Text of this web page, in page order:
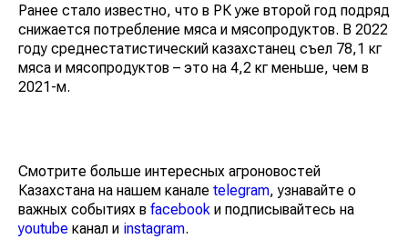
Ранее стало известно, что в РК уже второй год подряд
снижается потребление мяса и мясопродуктов. В 2022
году среднестатистический казахстанец съел 78,1 кг
мяса и мясопродуктов – это на 4,2 кг меньше, чем в
2021-м.
Смотрите больше интересных агроновостей
Казахстана на нашем канале telegram, узнавайте о
важных событиях в facebook и подписывайтесь на
youtube канал и instagram.